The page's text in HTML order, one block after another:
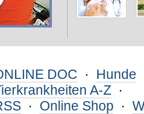
DOC · Hunde
A-Z ·
· Online Shop ·